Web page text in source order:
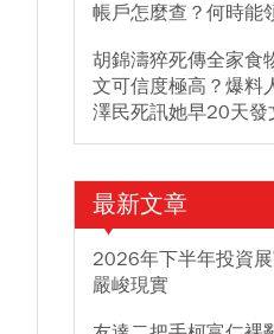
帳戶怎麼查？何時能
胡錦濤猝死傳全家食
文可信度極高？爆料
澤民死訊她早20天發
最新文章
2026年下半年投資
嚴峻現實